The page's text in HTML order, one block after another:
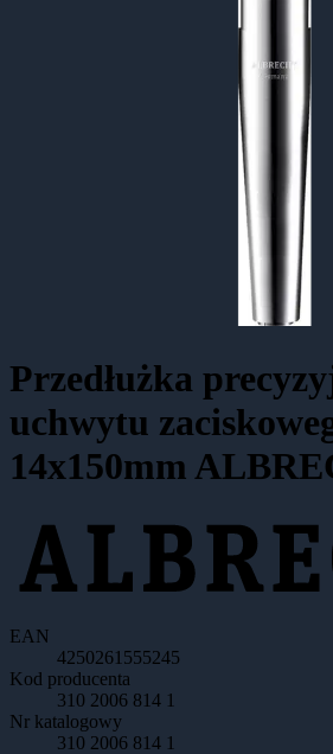
Przedłużka
uchwytu
14x150mm
EAN
4250261555245
Kod producenta
310 2006 814 1
Nr katalogowy
310 2006 814 1